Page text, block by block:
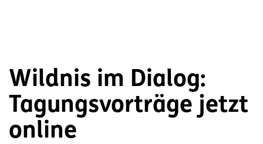
Wildnis im Dialog:
Tagungsvorträge jetzt
online